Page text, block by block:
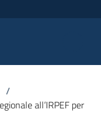
/
all’IRPEF per